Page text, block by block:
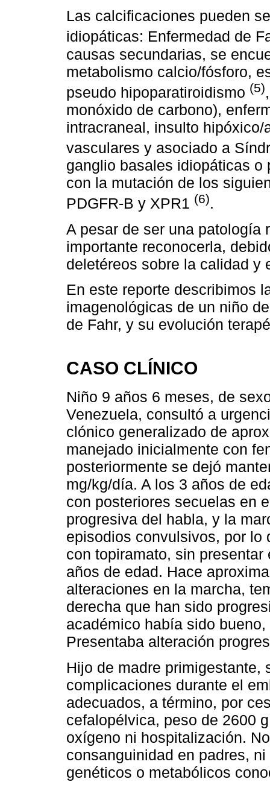
Las calcificaciones pueden
idiopáticas: Enfermedad de
causas secundarias, se
metabolismo calcio/fósforo,
pseudo hipoparatiroidismo (5)
monóxido de carbono),
intracraneal, insulto
vasculares y asociado a
ganglio basales idiopáticas o
con la mutación de los
PDGFR-B y XPR1 (6).
A pesar de ser una patología
importante reconocerla,
deletéreos sobre la calidad y
En este reporte describimos
imagenológicas de un niño
de Fahr, y su evolución
CASO CLÍNICO
Niño 9 años 6 meses, de
Venezuela, consultó a
clónico generalizado de
manejado inicialmente con
posteriormente se dejó
mg/kg/día. A los 3 años de
con posteriores secuelas en
progresiva del habla, y la
episodios convulsivos, por lo
con topiramato, sin
años de edad. Hace
alteraciones en la marcha,
derecha que han sido
académico había sido
Presentaba alteración
Hijo de madre primigestante,
complicaciones durante el
adecuados, a término, por
cefalopélvica, peso de 2600
oxígeno ni hospitalización.
consanguinidad en padres,
genéticos o metabólicos